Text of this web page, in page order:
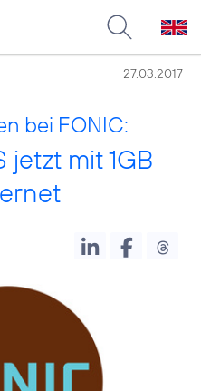
27.03.2017
bei FONIC:
jetzt mit 1GB